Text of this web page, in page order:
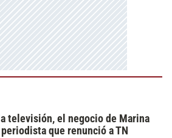
televisión, el negocio de Marina
que renunció a TN